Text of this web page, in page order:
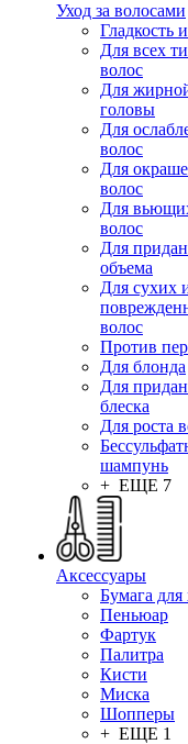
Уход за волосами
Гладкость
Для всех
волос
Для
головы
Для
волос
Для
волос
Для
волос
Для
объема
Для сухих
волос
Против
Для блонда
Для
блеска
Для роста
шампунь
+ ЕЩЕ 7
Аксессуары
Бумага
Пеньюар
Фартук
Палитра
Кисти
Миска
Шопперы
+ ЕЩЕ 1